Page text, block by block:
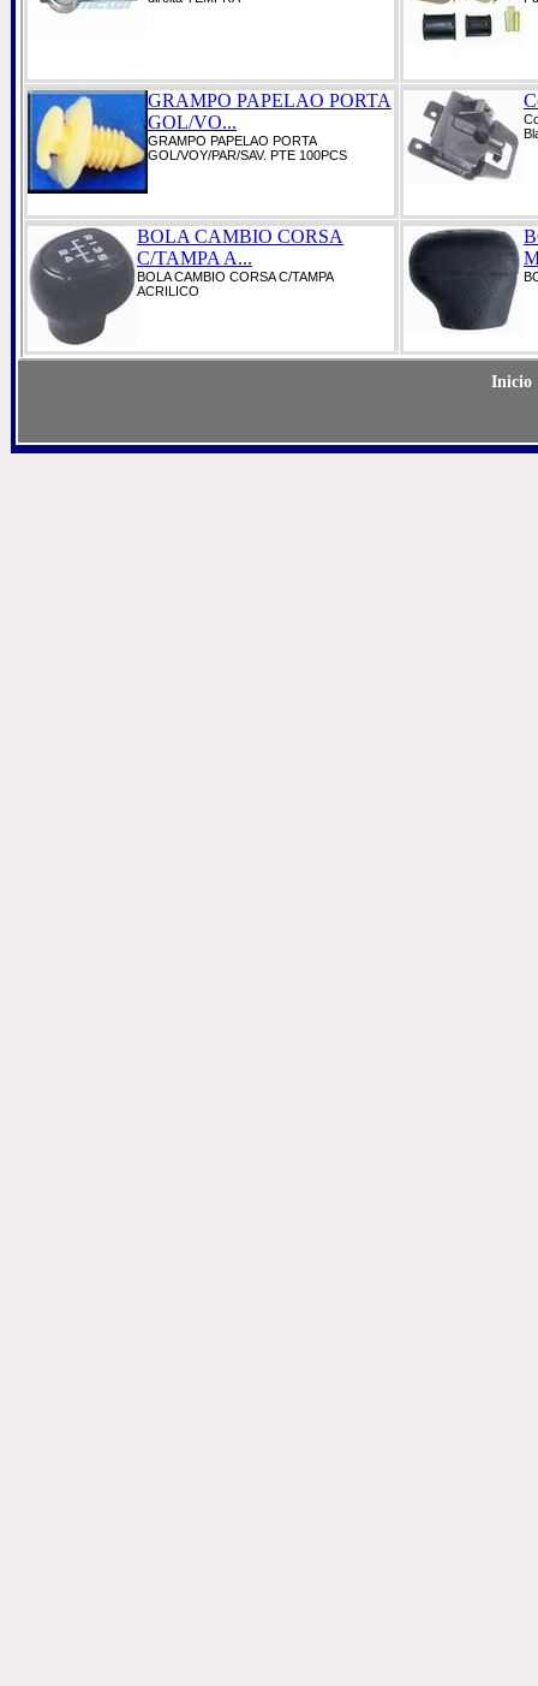
GRAMPO PAPELAO PORTA
GOL/VO...
GRAMPO PAPELAO PORTA
GOL/VOY/PAR/SAV. PTE 100PCS
BOLA CAMBIO CORSA
C/TAMPA A...
BOLA CAMBIO CORSA C/TAMPA
ACRILICO
Inicio